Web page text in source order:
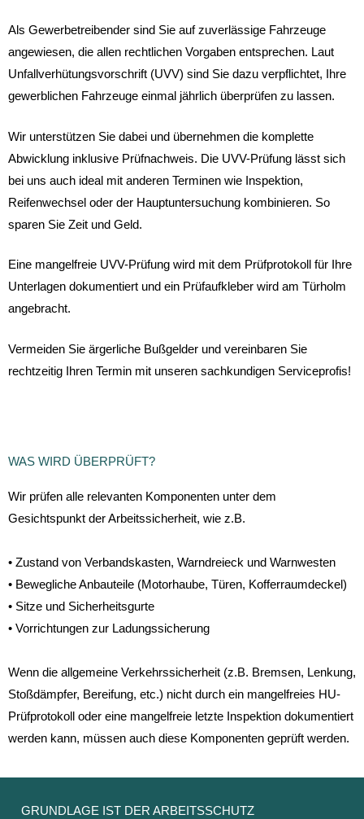
Als Gewerbetreibender sind Sie auf zuverlässige Fahrzeuge
angewiesen, die allen rechtlichen Vorgaben entsprechen. Laut
Unfallverhütungsvorschrift (UVV) sind Sie dazu verpflichtet, Ihre
gewerblichen Fahrzeuge einmal jährlich überprüfen zu lassen.
Wir unterstützen Sie dabei und übernehmen die komplette
Abwicklung inklusive Prüfnachweis. Die UVV-Prüfung lässt sich
bei uns auch ideal mit anderen Terminen wie Inspektion,
Reifenwechsel oder der Hauptuntersuchung kombinieren. So
sparen Sie Zeit und Geld.
Eine mangelfreie UVV-Prüfung wird mit dem Prüfprotokoll für Ihre
Unterlagen dokumentiert und ein Prüfaufkleber wird am Türholm
angebracht.
Vermeiden Sie ärgerliche Bußgelder und vereinbaren Sie
rechtzeitig Ihren Termin mit unseren sachkundigen Serviceprofis!
WAS WIRD ÜBERPRÜFT?
Wir prüfen alle relevanten Komponenten unter dem
Gesichtspunkt der Arbeitssicherheit, wie z.B.
• Zustand von Verbandskasten, Warndreieck und Warnwesten
• Bewegliche Anbauteile (Motorhaube, Türen, Kofferraumdeckel)
• Sitze und Sicherheitsgurte
• Vorrichtungen zur Ladungssicherung
Wenn die allgemeine Verkehrssicherheit (z.B. Bremsen, Lenkung,
Stoßdämpfer, Bereifung, etc.) nicht durch ein mangelfreies HU-
Prüfprotokoll oder eine mangelfreie letzte Inspektion dokumentiert
werden kann, müssen auch diese Komponenten geprüft werden.
GRUNDLAGE IST DER ARBEITSSCHUTZ